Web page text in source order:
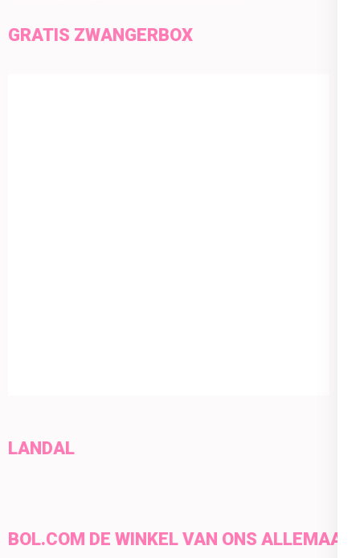
GRATIS ZWANGERBOX
LANDAL
BOL.COM DE WINKEL VAN ONS ALLEMAAL